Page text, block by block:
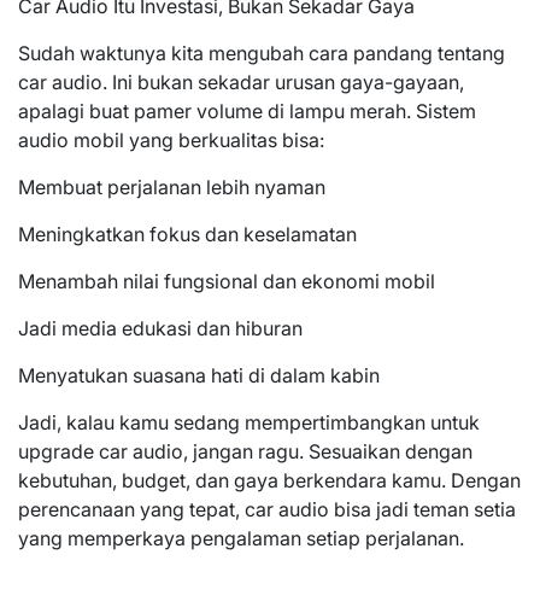
Car Audio Itu Investasi, Bukan Sekadar Gaya
Sudah waktunya kita mengubah cara pandang tentang
car audio. Ini bukan sekadar urusan gaya-gayaan,
apalagi buat pamer volume di lampu merah. Sistem
audio mobil yang berkualitas bisa:
Membuat perjalanan lebih nyaman
Meningkatkan fokus dan keselamatan
Menambah nilai fungsional dan ekonomi mobil
Jadi media edukasi dan hiburan
Menyatukan suasana hati di dalam kabin
Jadi, kalau kamu sedang mempertimbangkan untuk
upgrade car audio, jangan ragu. Sesuaikan dengan
kebutuhan, budget, dan gaya berkendara kamu. Dengan
perencanaan yang tepat, car audio bisa jadi teman setia
yang memperkaya pengalaman setiap perjalanan.